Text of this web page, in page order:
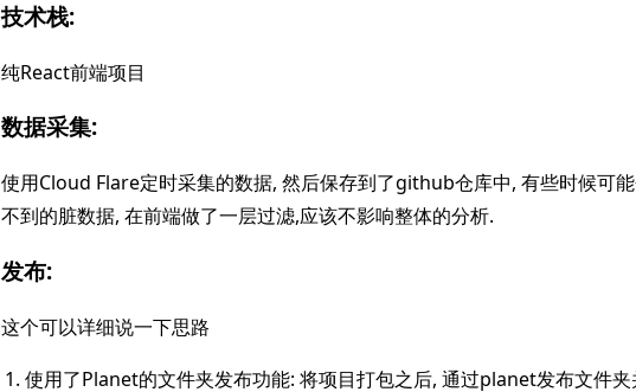
技术栈:
纯React前端项目
数据采集:
使用Cloud Flare定时采集的数据, 然后保存到了github仓库中, 有些时候可
不到的脏数据, 在前端做了一层过滤,应该不影响整体的分析.
发布:
这个可以详细说一下思路
使用了Planet的文件夹发布功能: 将项目打包之后, 通过planet发布文件